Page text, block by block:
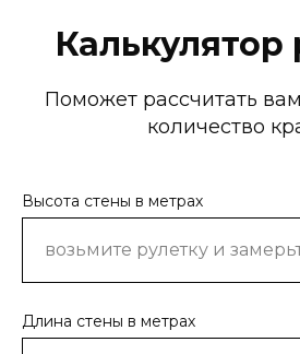
Калькулятор
Поможет рассчитать
количество
Высота стены в метрах
Длина стены в метрах